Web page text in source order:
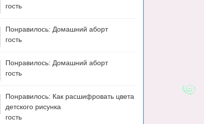
гость
Понравилось: Домашний аборт
гость
Понравилось: Домашний аборт
гость
Понравилось: Как расшифровать цвета
детского рисунка
гость